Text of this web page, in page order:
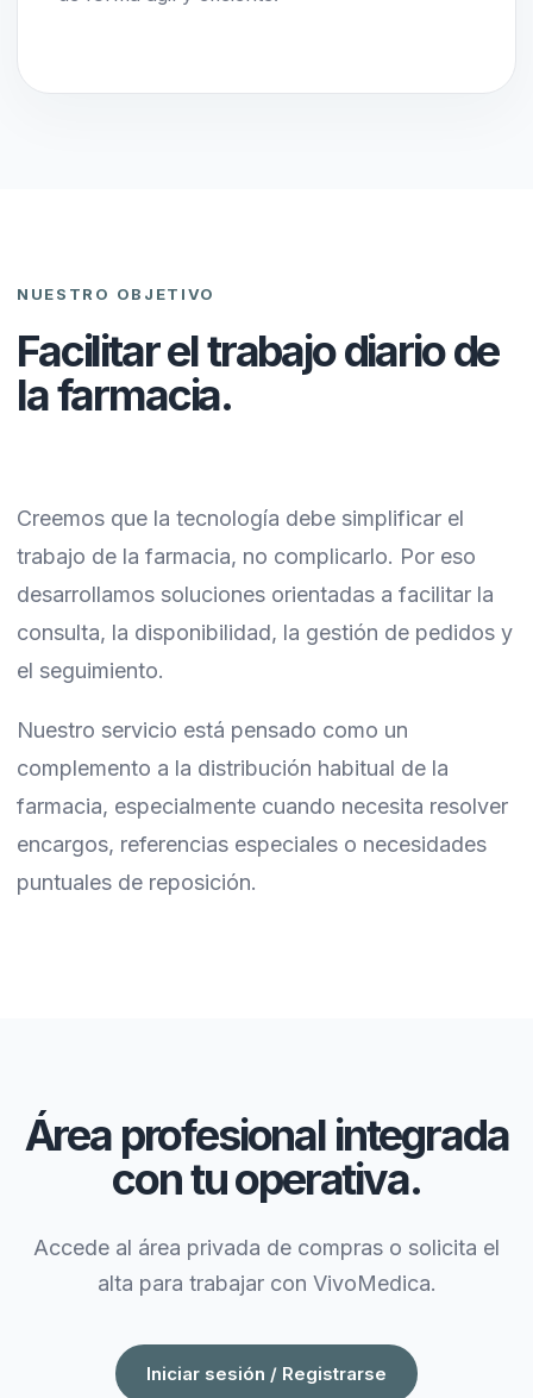
NUESTRO OBJETIVO
Facilitar el trabajo diario de
la farmacia.
Creemos que la tecnología debe simplificar el
trabajo de la farmacia, no complicarlo. Por eso
desarrollamos soluciones orientadas a facilitar la
consulta, la disponibilidad, la gestión de pedidos y
el seguimiento.
Nuestro servicio está pensado como un
complemento a la distribución habitual de la
farmacia, especialmente cuando necesita resolver
encargos, referencias especiales o necesidades
puntuales de reposición.
Área profesional integrada
con tu operativa.
Accede al área privada de compras o solicita el
alta para trabajar con VivoMedica.
Iniciar sesión / Registrarse